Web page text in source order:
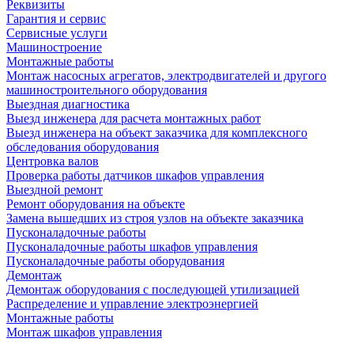
Реквизиты
Гарантия и сервис
Сервисные услуги
Машиностроение
Монтажные работы
Монтаж насосных агрегатов, электродвигателей и другого
машиностроительного оборудования
Выездная диагностика
Выезд инженера для расчета монтажных работ
Выезд инженера на объект заказчика для комплексного
обследования оборудования
Центровка валов
Проверка работы датчиков шкафов управления
Выездной ремонт
Ремонт оборудования на объекте
Замена вышедших из строя узлов на объекте заказчика
Пусконаладочные работы
Пусконаладочные работы шкафов управления
Пусконаладочные работы оборудования
Демонтаж
Демонтаж оборудования с последующей утилизацией
Распределение и управление электроэнергией
Монтажные работы
Монтаж шкафов управления